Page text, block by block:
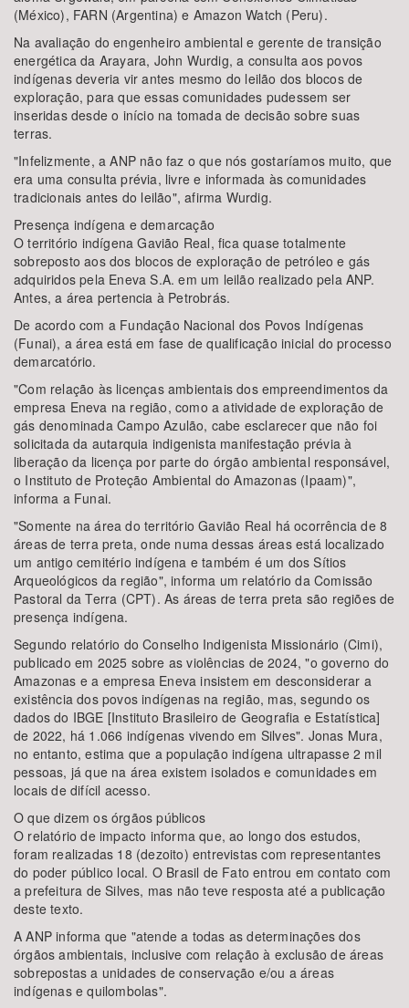
(México), FARN (Argentina) e Amazon Watch (Peru).
Na avaliação do engenheiro ambiental e gerente de transição
energética da Arayara, John Wurdig, a consulta aos povos
indígenas deveria vir antes mesmo do leilão dos blocos de
exploração, para que essas comunidades pudessem ser
inseridas desde o início na tomada de decisão sobre suas
terras.
"Infelizmente, a ANP não faz o que nós gostaríamos muito, que
era uma consulta prévia, livre e informada às comunidades
tradicionais antes do leilão", afirma Wurdig.
Presença indígena e demarcação
O território indígena Gavião Real, fica quase totalmente
sobreposto aos dos blocos de exploração de petróleo e gás
adquiridos pela Eneva S.A. em um leilão realizado pela ANP.
Antes, a área pertencia à Petrobrás.
De acordo com a Fundação Nacional dos Povos Indígenas
(Funai), a área está em fase de qualificação inicial do processo
demarcatório.
"Com relação às licenças ambientais dos empreendimentos da
empresa Eneva na região, como a atividade de exploração de
gás denominada Campo Azulão, cabe esclarecer que não foi
solicitada da autarquia indigenista manifestação prévia à
liberação da licença por parte do órgão ambiental responsável,
o Instituto de Proteção Ambiental do Amazonas (Ipaam)",
informa a Funai.
"Somente na área do território Gavião Real há ocorrência de 8
áreas de terra preta, onde numa dessas áreas está localizado
um antigo cemitério indígena e também é um dos Sítios
Arqueológicos da região", informa um relatório da Comissão
Pastoral da Terra (CPT). As áreas de terra preta são regiões de
presença indígena.
Segundo relatório do Conselho Indigenista Missionário (Cimi),
publicado em 2025 sobre as violências de 2024, "o governo do
Amazonas e a empresa Eneva insistem em desconsiderar a
existência dos povos indígenas na região, mas, segundo os
dados do IBGE [Instituto Brasileiro de Geografia e Estatística]
de 2022, há 1.066 indígenas vivendo em Silves". Jonas Mura,
no entanto, estima que a população indígena ultrapasse 2 mil
pessoas, já que na área existem isolados e comunidades em
locais de difícil acesso.
O que dizem os órgãos públicos
O relatório de impacto informa que, ao longo dos estudos,
foram realizadas 18 (dezoito) entrevistas com representantes
do poder público local. O Brasil de Fato entrou em contato com
a prefeitura de Silves, mas não teve resposta até a publicação
deste texto.
A ANP informa que "atende a todas as determinações dos
órgãos ambientais, inclusive com relação à exclusão de áreas
sobrepostas a unidades de conservação e/ou a áreas
indígenas e quilombolas".